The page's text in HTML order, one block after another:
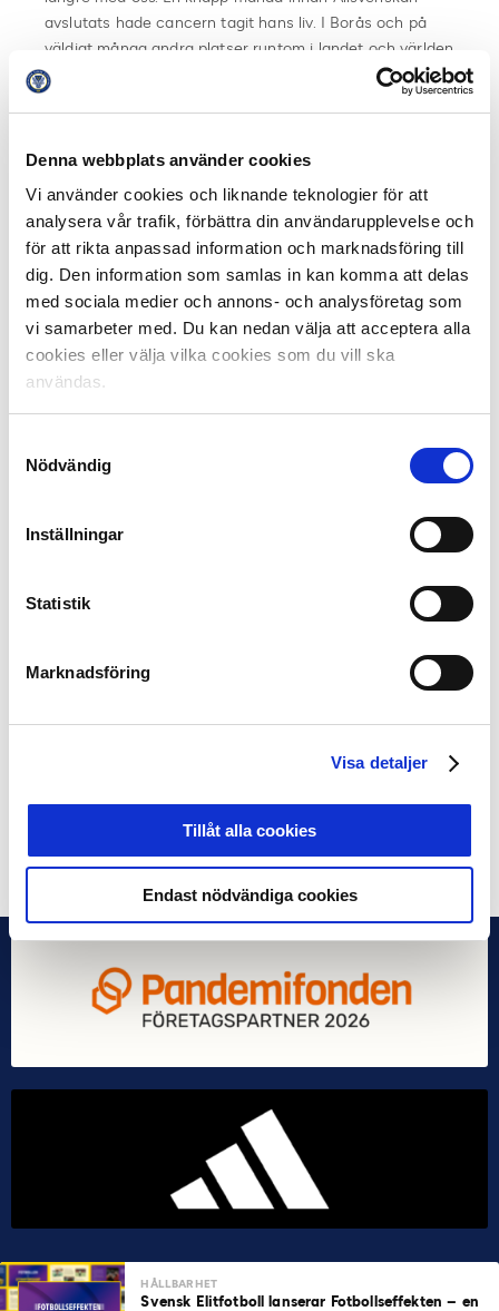
Denna webbplats använder cookies
Vi använder cookies och liknande teknologier för att
analysera vår trafik, förbättra din användarupplevelse och
för att rikta anpassad information och marknadsföring till
dig. Den information som samlas in kan komma att delas
med sociala medier och annons- och analysföretag som
vi samarbeter med. Du kan nedan välja att acceptera alla
cookies eller välja vilka cookies som du vill ska
användas.
Nödvändig
Inställningar
Statistik
Marknadsföring
Visa detaljer
Tillåt alla cookies
Endast nödvändiga cookies
avslutats hade cancern tagit hans liv. I Borås och på
väldigt många andra platser runtom i landet och världen
var saknaden enorm.
fantastisk spelare och pådrivare och förebild för en
vet hur fantastisk den gruppen var och där spelade Klas
en betydelsefull roll. Trots den tuffa kampen mot
sjukdomen blev han under senare år också både
uppskattad och respekterad som ledare. Han lämnar ett
stort tomrum efter sig, sa Karl-Erik Nilsson, Svenska
Fotbollförbundets dåvarande ordförande.
Ingessons bortgång väckte en våg av kondoleanser och
sista. Kvar fanns också en påminnelse som han själv
präntat in i både spelare och omgivning under de sista
fortfarande med värme och styrka, inte minst tack vare
den stiftelse som bär hans namn och som ska “utveckla
arbete med värderingar kring idrotten samt stöd till
funktionshindrade eller utsatta barn och ungdomar.
HÅLLBARHET
Svensk Elitfotboll lanserar Fotbollseffekten – en